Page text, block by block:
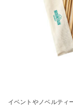
イベントやノベルティ